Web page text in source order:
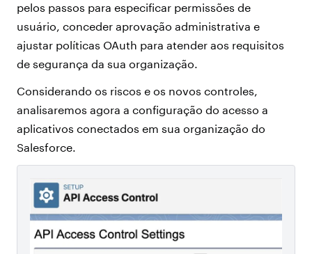
pelos passos para especificar permissões de
usuário, conceder aprovação administrativa e
ajustar políticas OAuth para atender aos requisitos
de segurança da sua organização.
Considerando os riscos e os novos controles,
analisaremos agora a configuração do acesso a
aplicativos conectados em sua organização do
Salesforce.